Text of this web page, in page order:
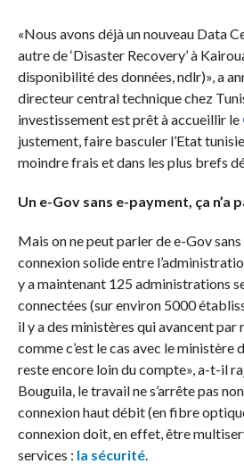
«Nous avons déjà un nouveau Data
autre de ‘Disaster Recovery’ à
disponibilité des données, ndlr)», a
directeur central technique chez
investissement est prêt à accueillir le
justement, faire basculer l’Etat
moindre frais et dans les plus brefs
Un e-Gov sans e-payment, ça n’a
Mais on ne peut parler de e-Gov sans
connexion solide entre
y a maintenant 125 administrations
connectées (sur environ 5000
il y a des ministères qui avancent par
comme c’est le cas avec le ministère
reste encore loin du compte», a-t-il
Bouguila, le travail ne s’arrête pas
connexion haut débit (en fibre
connexion doit, en effet, être
services : la sécurité.